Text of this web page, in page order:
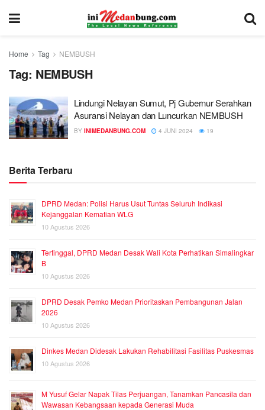
Home Tag NEMBUSH
Tag: NEMBUSH
Lindungi Nelayan Sumut, Pj Gubernur Serahkan
Asuransi Nelayan dan Luncurkan NEMBUSH
BY INIMEDANBUNG.COM 4 JUNI 2024 19
Berita Terbaru
DPRD Medan: Polisi Harus Usut Tuntas Seluruh Indikasi
Kejanggalan Kematian WLG
10 Agustus 2026
Tertinggal, DPRD Medan Desak Wali Kota Perhatikan Simalingkar
B
10 Agustus 2026
DPRD Desak Pemko Medan Prioritaskan Pembangunan Jalan
2026
10 Agustus 2026
Dinkes Medan Didesak Lakukan Rehabilitasi Fasilitas Puskesmas
10 Agustus 2026
M Yusuf Gelar Napak Tilas Perjuangan, Tanamkan Pancasila dan
Wawasan Kebangsaan kepada Generasi Muda